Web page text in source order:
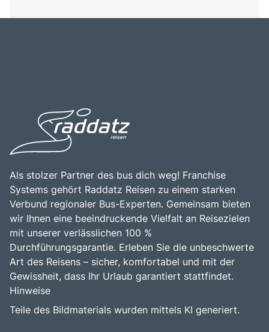
Als stolzer Partner des bus dich weg! Franchise
Systems gehört Raddatz Reisen zu einem starken
Verbund regionaler Bus-Experten. Gemeinsam bieten
wir Ihnen eine beeindruckende Vielfalt an Reisezielen
mit unserer verlässlichen 100 %
Durchführungsgarantie. Erleben Sie die unbeschwerte
Art des Reisens – sicher, komfortabel und mit der
Gewissheit, dass Ihr Urlaub garantiert stattfindet.
Hinweise
Teile des Bildmaterials wurden mittels KI generiert.